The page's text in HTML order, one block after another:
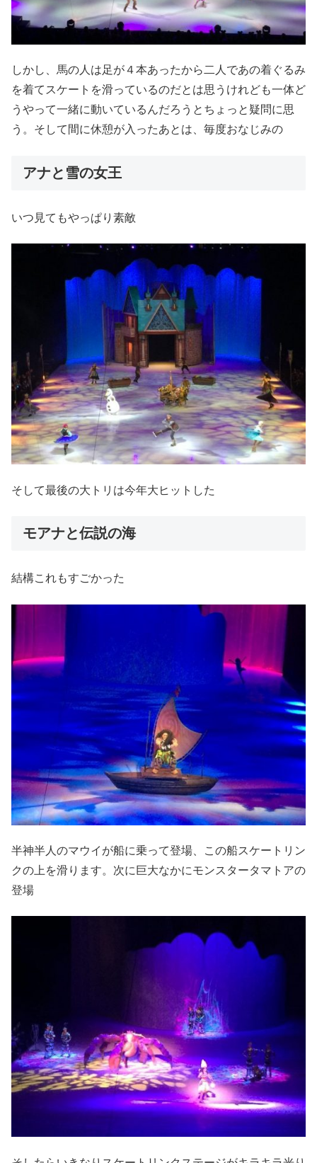
しかし、馬の人は足が４本あったから二人であの着ぐるみ
を着てスケートを滑っているのだとは思うけれども一体ど
うやって一緒に動いているんだろうとちょっと疑問に思
う。そして間に休憩が入ったあとは、毎度おなじみの
アナと雪の女王
いつ見てもやっぱり素敵
そして最後の大トリは今年大ヒットした
モアナと伝説の海
結構これもすごかった
半神半人のマウイが船に乗って登場、この船スケートリン
クの上を滑ります。次に巨大なかにモンスタータマトアの
登場